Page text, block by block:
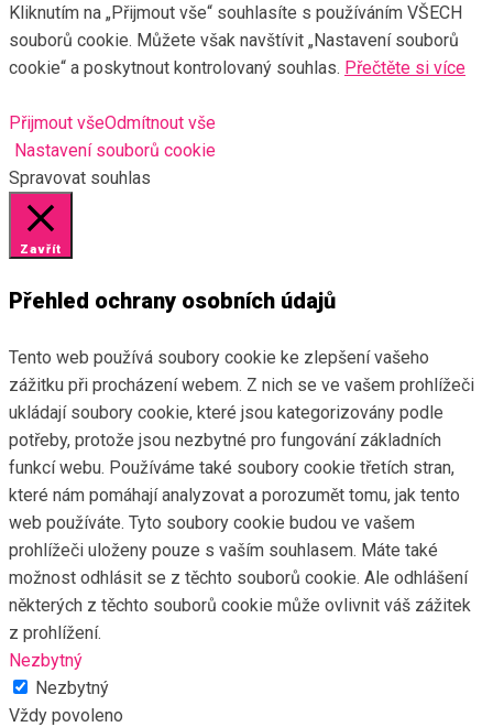
Kliknutím na „Přijmout vše“ souhlasíte s používáním VŠECH
souborů cookie. Můžete však navštívit „Nastavení souborů
cookie“ a poskytnout kontrolovaný souhlas. Přečtěte si více
Přijmout všeOdmítnout vše
Nastavení souborů cookie
Spravovat souhlas
Zavřít
Přehled ochrany osobních údajů
Tento web používá soubory cookie ke zlepšení vašeho
zážitku při procházení webem. Z nich se ve vašem prohlížeči
ukládají soubory cookie, které jsou kategorizovány podle
potřeby, protože jsou nezbytné pro fungování základních
funkcí webu. Používáme také soubory cookie třetích stran,
které nám pomáhají analyzovat a porozumět tomu, jak tento
web používáte. Tyto soubory cookie budou ve vašem
prohlížeči uloženy pouze s vaším souhlasem. Máte také
možnost odhlásit se z těchto souborů cookie. Ale odhlášení
některých z těchto souborů cookie může ovlivnit váš zážitek
z prohlížení.
Nezbytný
Nezbytný
Vždy povoleno